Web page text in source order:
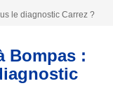
le diagnostic Carrez ?
Bompas :